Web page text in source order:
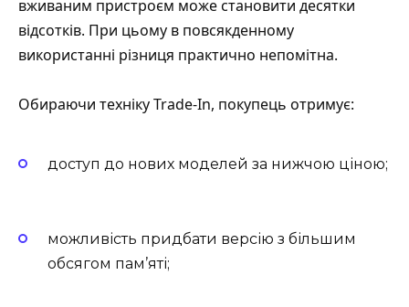
вживаним пристроєм може становити десятки
відсотків. При цьому в повсякденному
використанні різниця практично непомітна.
Обираючи техніку Trade-In, покупець отримує:
доступ до нових моделей за нижчою ціною;
можливість придбати версію з більшим
обсягом пам’яті;